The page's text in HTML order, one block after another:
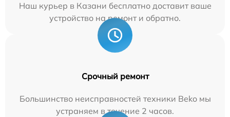
Наш курьер в Казани бесплатно доставит ваше
устройство на ремонт и обратно.
Срочный ремонт
Большинство неисправностей техники Beko мы
устраняем в течение 2 часов.